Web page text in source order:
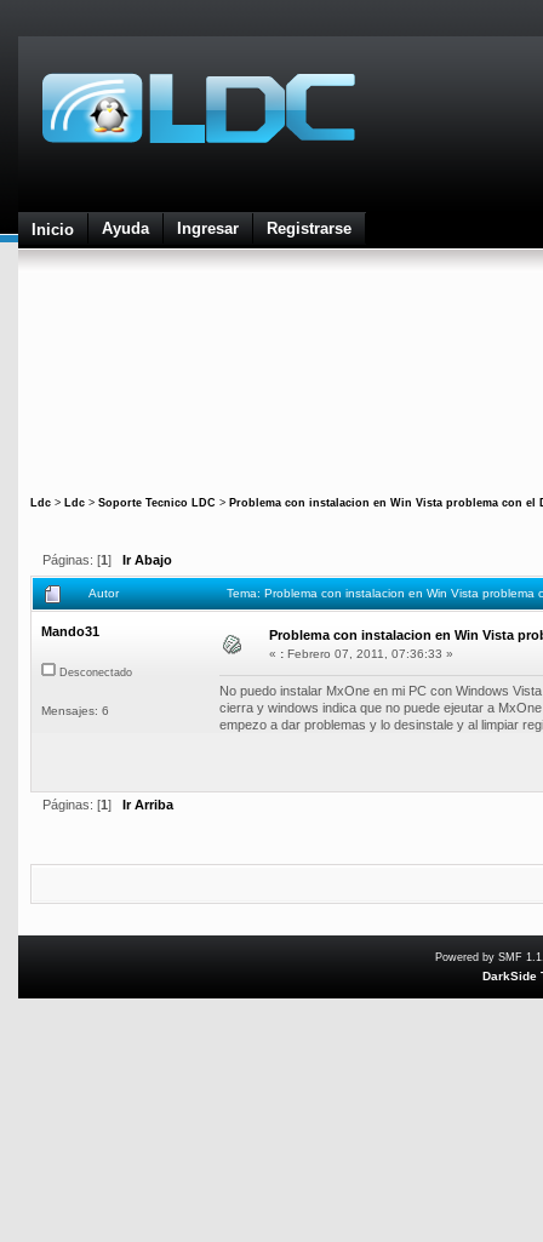
Inicio Ayuda Ingresar Registrarse
Ldc > Ldc > Soporte Tecnico LDC > Problema con instalacion en Win Vista problema con el
Páginas: [1 ] Ir Abajo
Autor Tema: Problema con instalacion en Win Vista
Mando31
Desconectado
Mensajes: 6
Problema con instalacion en Win Vista
« : Febrero 07, 2011, 07:36:33 »
No puedo instalar MxOne en mi PC con Windows
cierra y windows indica que no puede ejeutar a
empezo a dar problemas y lo desinstale y al limpiar
Páginas: [1 ] Ir Arriba
Powered by SMF
DarkSide